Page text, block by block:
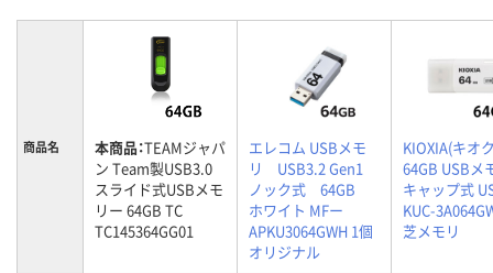
商品名 本商品：TEAMジャパ
ン Team製USB3.0
スライド式USBメモ
リー 64GB TC
TC145364GG01
エレコム USBメモ
リ USB3.2 Gen1
ノック式 64GB
ホワイト MFー
APKU3064GWH 1個
オリジナル
KIOXIA(キオ
64GB USBメ
キャップ式
KUC-
芝メモリ